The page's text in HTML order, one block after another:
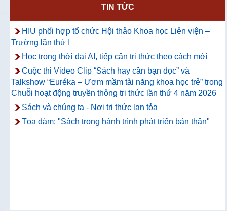
TIN TỨC
HIU phối hợp tổ chức Hội thảo Khoa học Liên viện –
Trường lần thứ I
Học trong thời đại AI, tiếp cận tri thức theo cách mới
Cuộc thi Video Clip “Sách hay cần bạn đọc” và
Talkshow “Euréka – Ươm mầm tài năng khoa học trẻ” trong
Chuỗi hoạt động truyền thông tri thức lần thứ 4 năm 2026
Sách và chúng ta - Nơi tri thức lan tỏa
Tọa đàm: "Sách trong hành trình phát triển bản thân"